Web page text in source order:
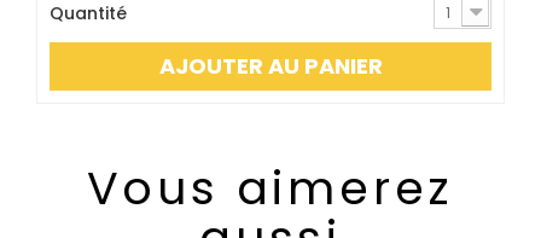
Quantité 1
AJOUTER AU PANIER
Vous aimerez